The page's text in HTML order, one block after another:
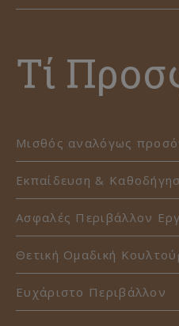
Τί
Μισθός αναλόγως
Εκπαίδευση &
Ασφαλές Περιβάλλον
Θετική Ομαδική
Ευχάριστο Περιβάλλον